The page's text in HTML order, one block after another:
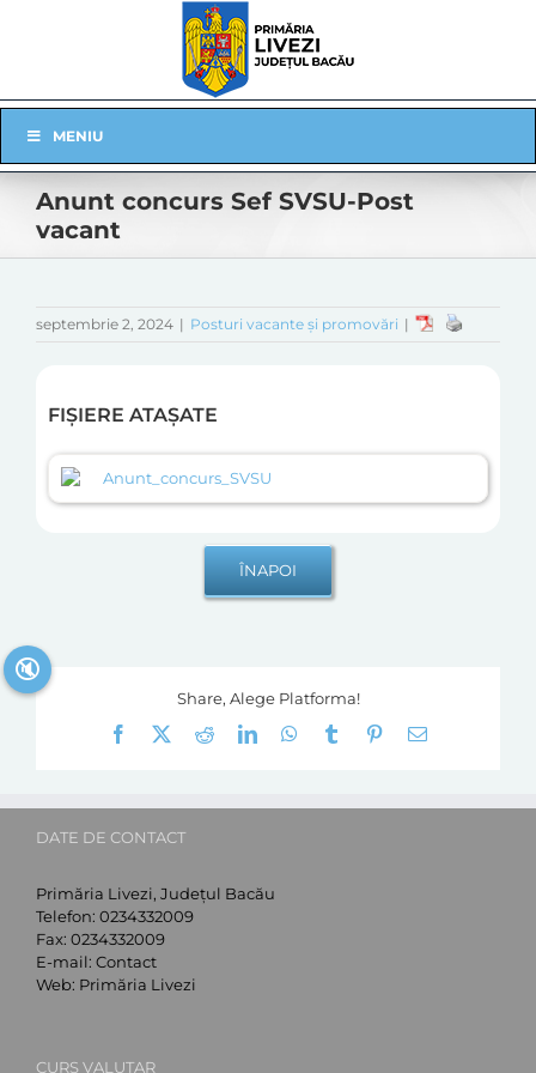
Navigation
MENIU
Anunt concurs Sef SVSU-Post
vacant
septembrie 2, 2024 | Posturi vacante și promovări |
FIȘIERE ATAȘATE
Anunt_concurs_SVSU
Share, Alege Platforma!
Facebook
RedditLinkedInWhatsApp
Tumblr Pinterest
E-
DATE DE CONTACT
Primăria Livezi, Județul Bacău
Telefon: 0234332009
Fax: 0234332009
E-mail: Contact
Web: Primăria Livezi
CURS VALUTAR
🔇